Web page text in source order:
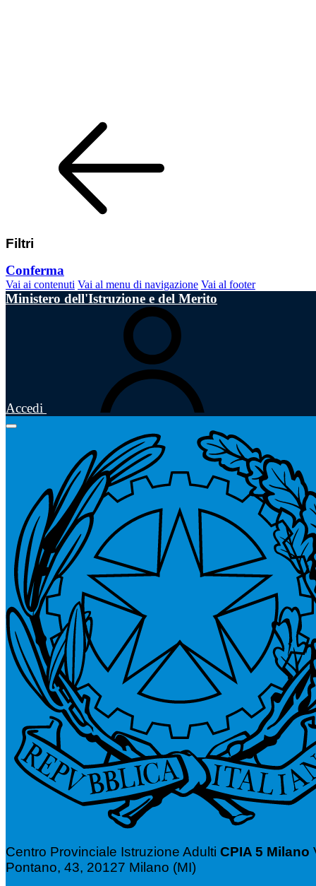
Filtri
Conferma
Vai ai contenuti Vai al menu di navigazione Vai al footer
Ministero dell'Istruzione e del Merito
Accedi
Centro Provinciale Istruzione Adulti CPIA 5 Milano
Pontano, 43, 20127 Milano (MI)